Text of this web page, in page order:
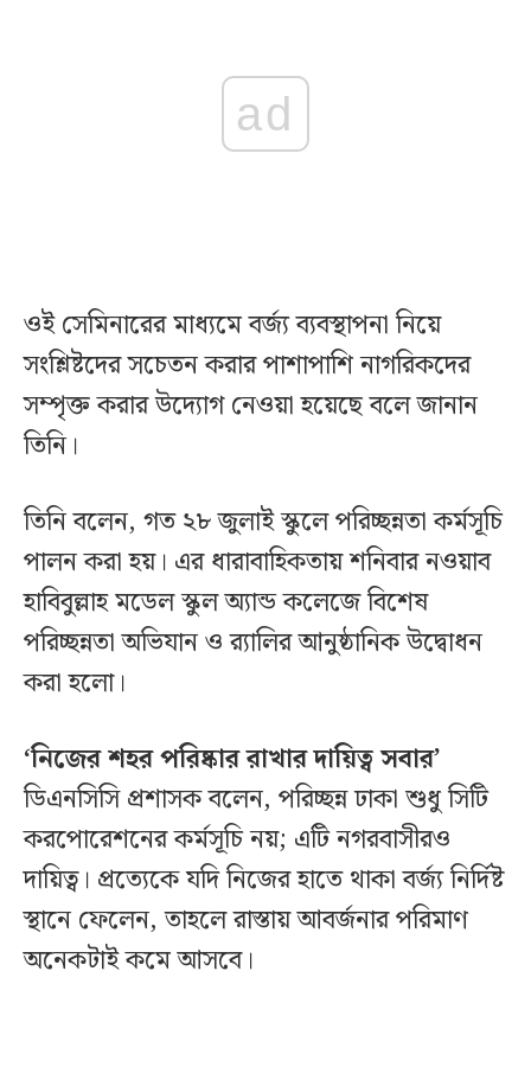
ad
ওই সেমিনারের মাধ্যমে বর্জ্য ব্যবস্থাপনা নিয়ে
সংশ্লিষ্টদের সচেতন করার পাশাপাশি নাগরিকদের
সম্পৃক্ত করার উদ্যোগ নেওয়া হয়েছে বলে জানান
তিনি।
তিনি বলেন, গত ২৮ জুলাই স্কুলে পরিচ্ছন্নতা কর্মসূচি
পালন করা হয়। এর ধারাবাহিকতায় শনিবার নওয়াব
হাবিবুল্লাহ মডেল স্কুল অ্যান্ড কলেজে বিশেষ
পরিচ্ছন্নতা অভিযান ও র‍্যালির আনুষ্ঠানিক উদ্বোধন
করা হলো।
‘নিজের শহর পরিষ্কার রাখার দায়িত্ব সবার’
ডিএনসিসি প্রশাসক বলেন, পরিচ্ছন্ন ঢাকা শুধু সিটি
করপোরেশনের কর্মসূচি নয়; এটি নগরবাসীরও
দায়িত্ব। প্রত্যেকে যদি নিজের হাতে থাকা বর্জ্য নির্দিষ্ট
স্থানে ফেলেন, তাহলে রাস্তায় আবর্জনার পরিমাণ
অনেকটাই কমে আসবে।